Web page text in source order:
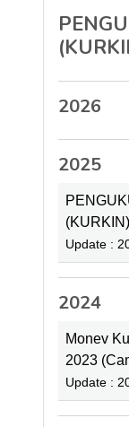
2026
2025
(KURKIN)
Update :
2024
Monev
2023
Update :